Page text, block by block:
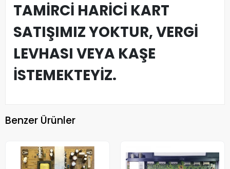
TAMİRCİ HARİCİ KART
SATIŞIMIZ YOKTUR, VERGİ
LEVHASI VEYA KAŞE
İSTEMEKTEYİZ.
Benzer Ürünler